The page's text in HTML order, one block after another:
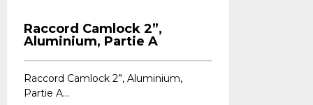
Raccord Camlock 2”,
Aluminium, Partie A
Raccord Camlock 2”, Aluminium,
Partie A...